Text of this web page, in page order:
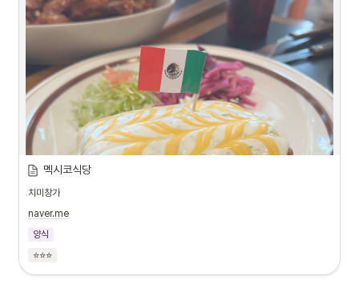
멕시코식당
치미창가
naver.me
양식
⭐⭐⭐